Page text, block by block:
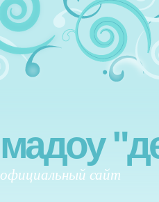
мадоу
официальный сайт